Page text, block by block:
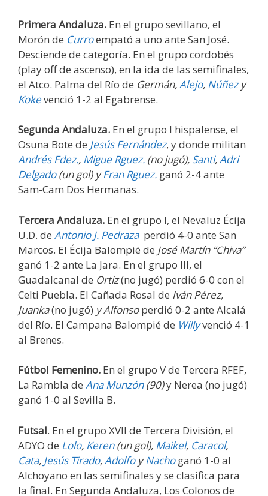
Primera Andaluza. En el grupo sevillano, el
Morón de Curroempató a uno ante San José.
Desciende de categoría. En el grupo cordobés
(play off de ascenso), en la ida de las semifinales,
el Atco. Palma del Río de Germán,Alejo, Núñezy
Kokevenció 1-2 al Egabrense.
Segunda Andaluza. En el grupo I hispalense, el
Osuna Bote de Jesús Fernández, y donde militan
Andrés Fdez., Migue Rguez. (no jugó), Santi,Adri
Delgado(un gol)yFran Rguez. ganó 2-4 ante
Sam-Cam Dos Hermanas.
Tercera Andaluza. En el grupo I, el Nevaluz Écija
U.D. de Antonio J. Pedrazaperdió 4-0 ante San
Marcos. El Écija Balompié de José Martín “Chiva”
ganó 1-2 ante La Jara. En el grupo III, el
Guadalcanal de Ortiz(no jugó) perdió 6-0 con el
Celti Puebla. El Cañada Rosal de Iván Pérez,
Juanka(no jugó) y Alfonsoperdió 0-2 ante Alcalá
del Río. El Campana Balompié de Willyvenció 4-1
al Brenes.
Fútbol Femenino. En el grupo V de Tercera RFEF,
La Rambla de Ana Munzón(90)y Nerea (no jugó)
ganó 1-0 al Sevilla B.
Futsal. En el grupo XVII de Tercera División, el
ADYO de Lolo, Keren(un gol), Maikel, Caracol,
Cata, Jesús Tirado,AdolfoyNachoganó 1-0 al
Alchoyano en las semifinales y se clasifica para
la final. En Segunda Andaluza, Los Colonos de